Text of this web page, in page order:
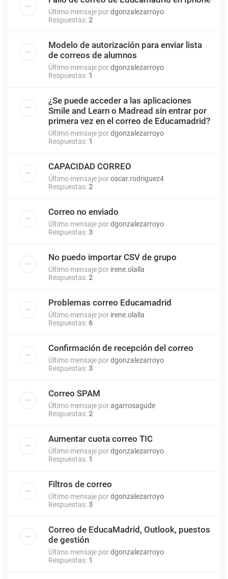
Último mensaje pordgonzalezarroyo
Respuestas:2
Modelo de autorización para enviar lista
de correos de alumnos
Último mensaje pordgonzalezarroyo
Respuestas: 1
¿Se puede acceder a las aplicaciones
Smile and Learn o Madread sin entrar por
primera vez en el correo de Educamadrid?
Último mensaje pordgonzalezarroyo
Respuestas: 1
CAPACIDAD CORREO
Último mensaje poroscar.rodriguez4
Respuestas:2
Correo no enviado
Último mensaje pordgonzalezarroyo
Respuestas:3
No puedo importar CSV de grupo
Último mensaje por irene.olalla
Respuestas:2
Problemas correo Educamadrid
Último mensaje por irene.olalla
Respuestas: 6
Confirmación de recepción del correo
Último mensaje pordgonzalezarroyo
Respuestas:3
Correo SPAM
Último mensaje poragarrosagude
Respuestas:2
Aumentar cuota correo TIC
Último mensaje pordgonzalezarroyo
Respuestas: 1
Filtros de correo
Último mensaje pordgonzalezarroyo
Respuestas:3
Correo de EducaMadrid, Outlook, puestos
de gestión
Último mensaje pordgonzalezarroyo
Respuestas: 1